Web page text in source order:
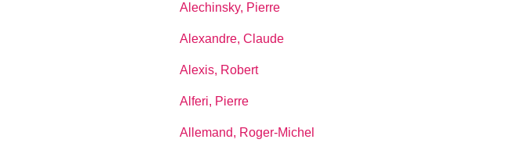
Alechinsky, Pierre
Alexandre, Claude
Alexis, Robert
Alferi, Pierre
Allemand, Roger-Michel